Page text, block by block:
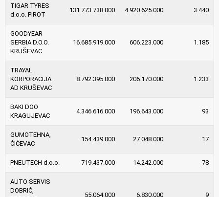
TIGAR TYRES
d.o.o. PIROT
131.773.738.000 4.920.625.000 3.440
GOODYEAR
SERBIA D.O.O.
KRUŠEVAC
16.685.919.000 606.223.000 1.185
TRAYAL
KORPORACIJA
AD KRUŠEVAC
8.792.395.000 206.170.000 1.233
BAKI DOO
KRAGUJEVAC
4.346.616.000 196.643.000 93
GUMOTEHNA,
ĆIĆEVAC
154.439.000 27.048.000 17
PNEUTECH d.o.o. 719.437.000 14.242.000 78
AUTO SERVIS
DOBRIĆ,
55.064.000 6.830.000 9